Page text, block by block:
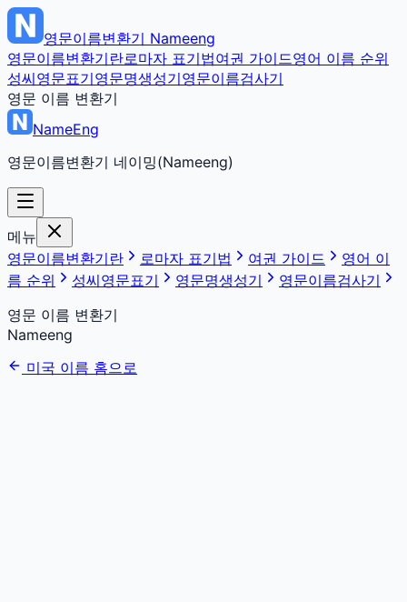
영문이름변환기 Nameeng
영문이름변환기란로마자 표기법여권 가이드영어 이름 순위
성씨영문표기영문명생성기영문이름검사기
영문 이름 변환기
NameEng
영문이름변환기 네이밍(Nameeng)
메뉴
영문이름변환기란
로마자 표기법 여권 가이드
영어 이
름 순위
성씨영문표기 영문명생성기
영문이름검사기
영문 이름 변환기
Nameeng
미국 이름 홈으로